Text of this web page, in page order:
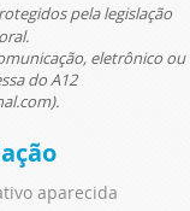
pela legislação
eletrônico ou
do A12
aparecida